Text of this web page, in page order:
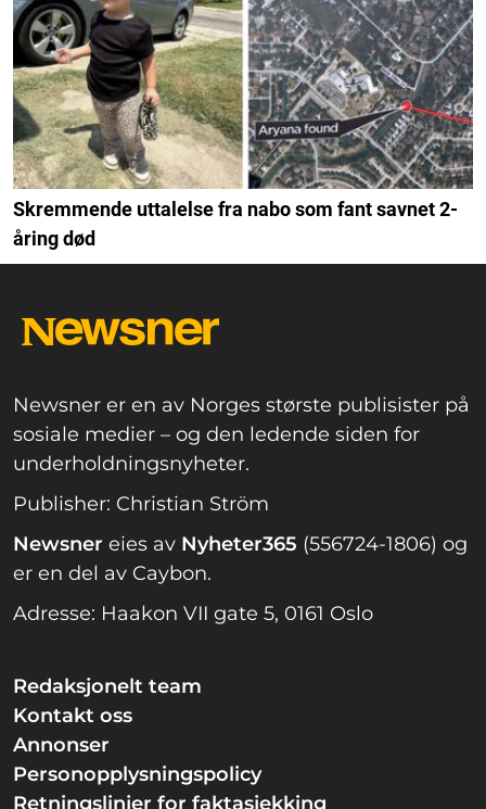
Skremmende uttalelse fra nabo som fant savnet 2-
åring død
Newsner er en av Norges største publisister på
sosiale medier – og den ledende siden for
underholdningsnyheter.
Publisher: Christian Ström
Newsner eies av Nyheter365 (556724-1806) og
er en del av Caybon.
Adresse: Haakon VII gate 5, 0161 Oslo
Redaksjonelt team
Kontakt oss
Annonser
Personopplysningspolicy
Retningslinjer for faktasjekking